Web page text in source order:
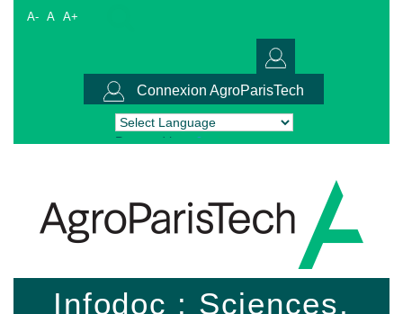
A- A A+
Connexion AgroParisTech
Powered by Translate
Infodoc : Sciences,